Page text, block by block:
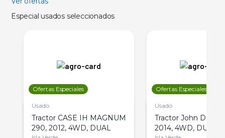
Especial usados seleccionados
Ofertas Especiales
Usado
Tractor CASE IH MAGNUM
290, 2012, 4WD, DUAL
Ofertas Especiales
Usado
Tractor John Deere
2014, 4WD, DUAL